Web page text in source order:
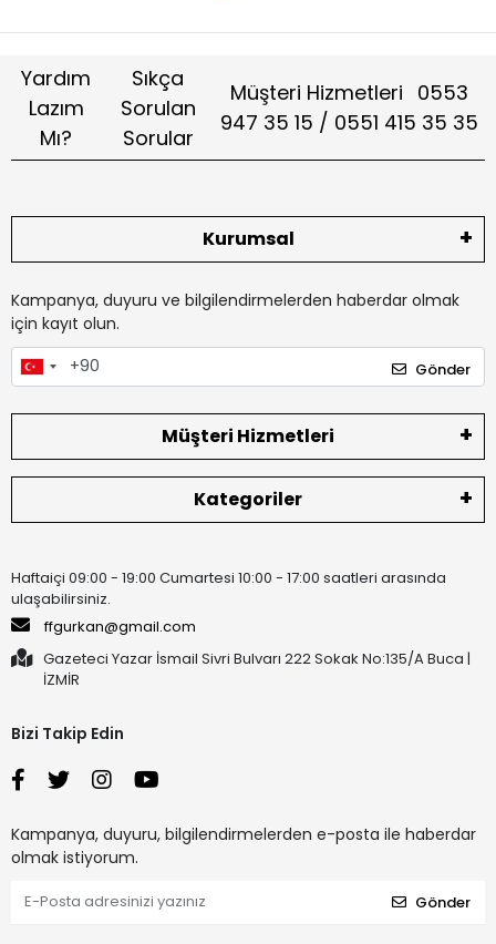
Yardım
Lazım
Mı?
Sıkça
Sorulan
Sorular
Müşteri Hizmetleri 0553
947 35 15 / 0551 415 35 35
Kurumsal
Kampanya, duyuru ve bilgilendirmelerden haberdar olmak
için kayıt olun.
Gönder
Müşteri Hizmetleri
Kategoriler
Haftaiçi 09:00 - 19:00 Cumartesi 10:00 - 17:00 saatleri arasında
ulaşabilirsiniz.
ffgurkan@gmail.com
Gazeteci Yazar İsmail Sivri Bulvarı 222 Sokak No:135/A Buca |
İZMİR
Bizi Takip Edin
Kampanya, duyuru, bilgilendirmelerden e-posta ile haberdar
olmak istiyorum.
Gönder